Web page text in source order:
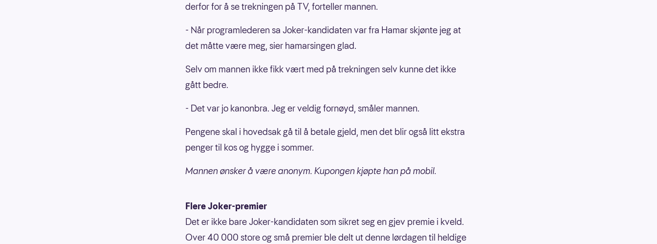
derfor for å se trekningen på TV, forteller mannen.
- Når programlederen sa Joker-kandidaten var fra Hamar skjønte jeg at
det måtte være meg, sier hamarsingen glad.
Selv om mannen ikke fikk vært med på trekningen selv kunne det ikke
gått bedre.
- Det var jo kanonbra. Jeg er veldig fornøyd, småler mannen.
Pengene skal i hovedsak gå til å betale gjeld, men det blir også litt ekstra
penger til kos og hygge i sommer.
Mannen ønsker å være anonym. Kupongen kjøpte han på mobil.
Flere Joker-premier
Det er ikke bare Joker-kandidaten som sikret seg en gjev premie i kveld.
Over 40 000 store og små premier ble delt ut denne lørdagen til heldige